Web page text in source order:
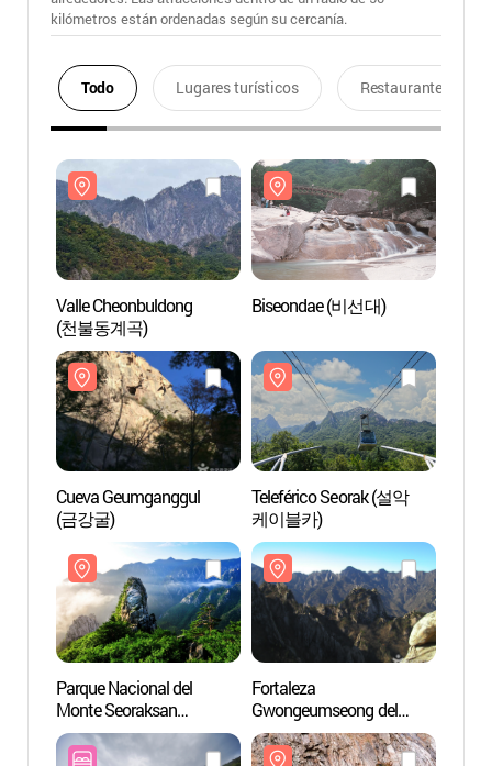
kilómetros están ordenadas según su cercanía.
Todo Lugares turísticos Restaurantes
Valle Cheonbuldong
(천불동계곡)
Biseondae (비선대)
Cueva Geumganggul
(금강굴)
Teleférico Seorak (설악
케이블카)
Parque Nacional del
Monte Seoraksan
(Oeseorak)
(설악산국립공원(외설악))
Fortaleza
Gwongeumseong del
Monte Seoraksan (설악산
권금성)